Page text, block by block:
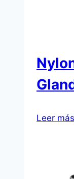
Leer más